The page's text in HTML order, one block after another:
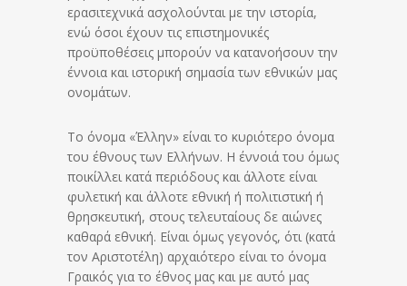
ερασιτεχνικά ασχολούνται με την ιστορία,
ενώ όσοι έχουν τις επιστημονικές
προϋποθέσεις μπορούν να κατανοήσουν την
έννοια και ιστορική σημασία των εθνικών μας
ονομάτων.
Το όνομα «Έλλην» είναι το κυριότερο όνομα
του έθνους των Ελλήνων. Η έννοιά του όμως
ποικίλλει κατά περιόδους και άλλοτε είναι
φυλετική και άλλοτε εθνική ή πολιτιστική ή
θρησκευτική, στους τελευταίους δε αιώνες
καθαρά εθνική. Είναι όμως γεγονός, ότι (κατά
τον Αριστοτέλη) αρχαιότερο είναι το όνομα
Γραικός για το έθνος μας και με αυτό μας